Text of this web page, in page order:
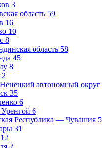
3
область 59
16
10
8
область 58
45
8
2
автономный округ
35
6
6
Республика — Чувашия
31
12
2